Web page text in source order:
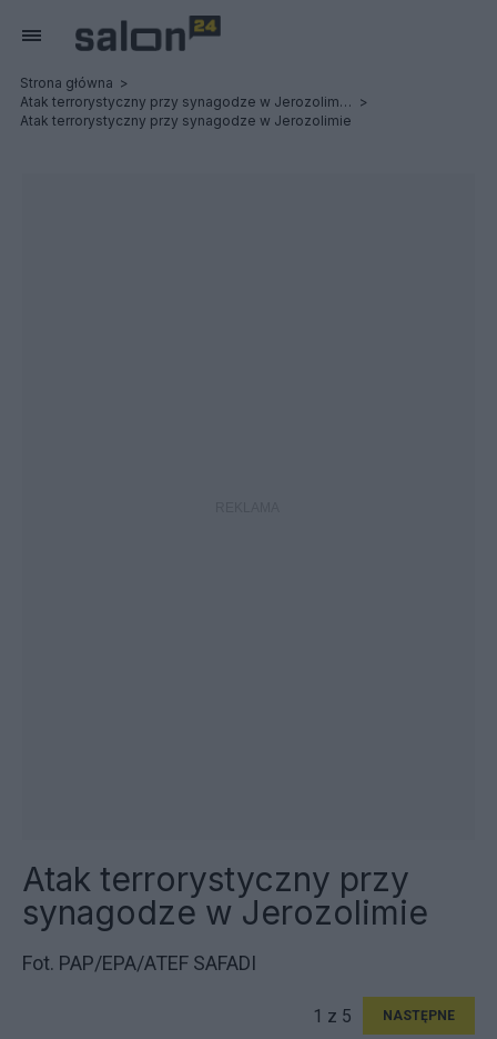
Strona główna
Atak terrorystyczny przy synagodze w Jerozolimie. Są zabici i ranni
Atak terrorystyczny przy synagodze w Jerozolimie
Atak terrorystyczny przy
synagodze w Jerozolimie
Fot. PAP/EPA/ATEF SAFADI
1 z 5 NASTĘPNE